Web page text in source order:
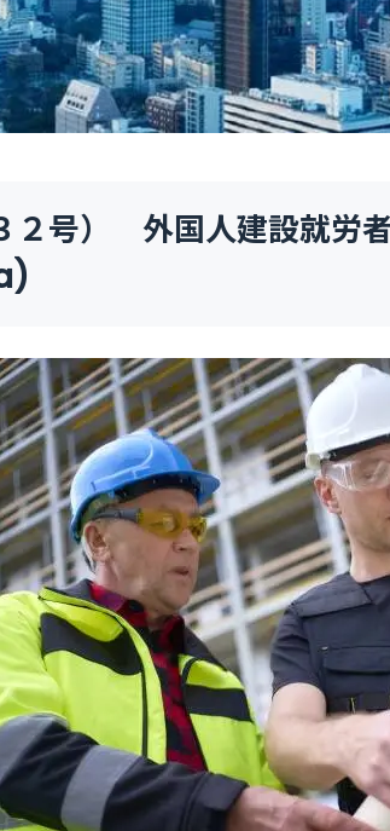
２号） 外国人建設就